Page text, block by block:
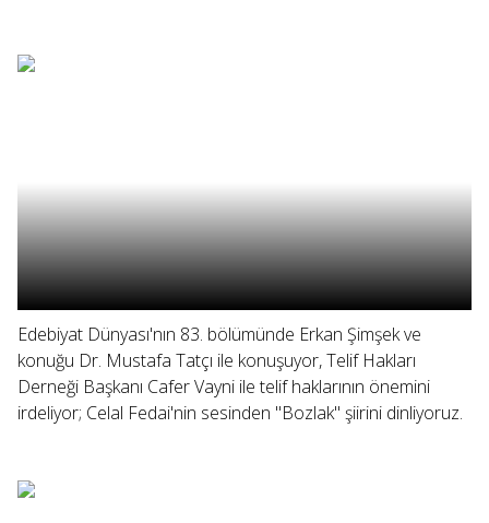
Edebiyat Dünyası'nın 83. bölümünde Erkan Şimşek ve
konuğu Dr. Mustafa Tatçı ile konuşuyor, Telif Hakları
Derneği Başkanı Cafer Vayni ile telif haklarının önemini
irdeliyor; Celal Fedai'nin sesinden "Bozlak" şiirini dinliyoruz.